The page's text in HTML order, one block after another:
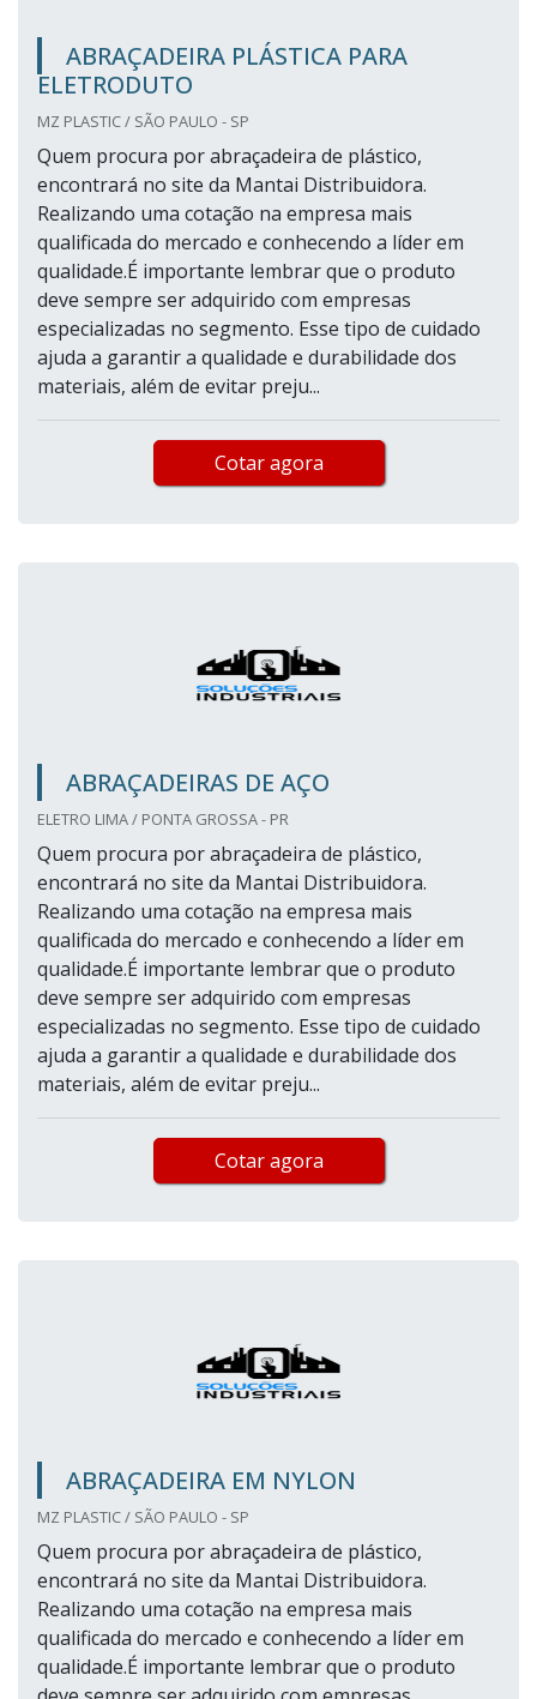
ABRAÇADEIRA PLÁSTICA PARA
ELETRODUTO
MZ PLASTIC / SÃO PAULO - SP
Quem procura por abraçadeira de plástico,
encontrará no site da Mantai Distribuidora.
Realizando uma cotação na empresa mais
qualificada do mercado e conhecendo a líder em
qualidade.É importante lembrar que o produto
deve sempre ser adquirido com empresas
especializadas no segmento. Esse tipo de cuidado
ajuda a garantir a qualidade e durabilidade dos
materiais, além de evitar preju...
Cotar agora
ABRAÇADEIRAS DE AÇO
ELETRO LIMA / PONTA GROSSA - PR
Quem procura por abraçadeira de plástico,
encontrará no site da Mantai Distribuidora.
Realizando uma cotação na empresa mais
qualificada do mercado e conhecendo a líder em
qualidade.É importante lembrar que o produto
deve sempre ser adquirido com empresas
especializadas no segmento. Esse tipo de cuidado
ajuda a garantir a qualidade e durabilidade dos
materiais, além de evitar preju...
Cotar agora
ABRAÇADEIRA EM NYLON
MZ PLASTIC / SÃO PAULO - SP
Quem procura por abraçadeira de plástico,
encontrará no site da Mantai Distribuidora.
Realizando uma cotação na empresa mais
qualificada do mercado e conhecendo a líder em
qualidade.É importante lembrar que o produto